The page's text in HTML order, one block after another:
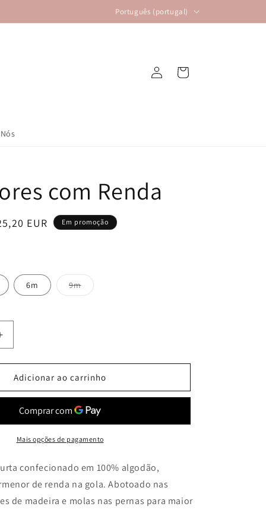
d
Português (portugal)
sessão
Carrinho
com Renda
EUR Em promoção
6m 9mVariante
esgotada
Aumentar
Adicionar ao carrinho
Mais opções de pagamento
confecionado em 100% algodão,
de renda na gola. Abotoado nas
de madeira e molas nas pernas para maior